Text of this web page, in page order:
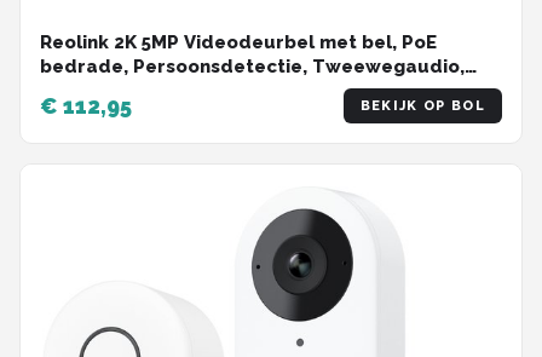
Reolink 2K 5MP Videodeurbel met bel, PoE
bedrade, Persoonsdetectie, Tweewegaudio,
€ 112,95 BEKIJK OP BOL